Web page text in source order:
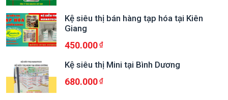
Kệ siêu thị bán hàng tạp hóa tại Kiên
Giang
450.000
Kệ siêu thị Mini tại Bình Dương
680.000